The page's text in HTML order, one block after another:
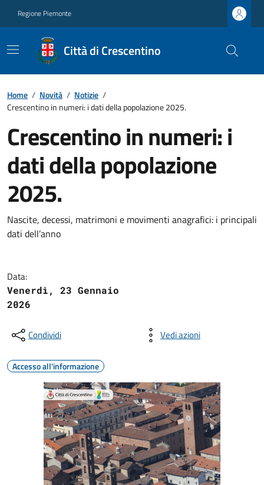
Regione Piemonte
Città di Crescentino
Home / Novità / Notizie /
Crescentino in numeri: i dati della popolazione 2025.
Crescentino in numeri: i
dati della popolazione
2025.
Nascite, decessi, matrimoni e movimenti anagrafici: i principali
dati dell’anno
Data:
Venerdì, 23 Gennaio
2026
Condividi Vedi azioni
Accesso all'informazione